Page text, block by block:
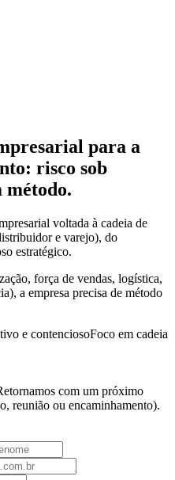
para a
risco sob
método.
voltada à cadeia de
e varejo), do
estratégico.
força de vendas, logística,
a empresa precisa de método
e contenciosoFoco em cadeia
com um próximo
reunião ou encaminhamento).